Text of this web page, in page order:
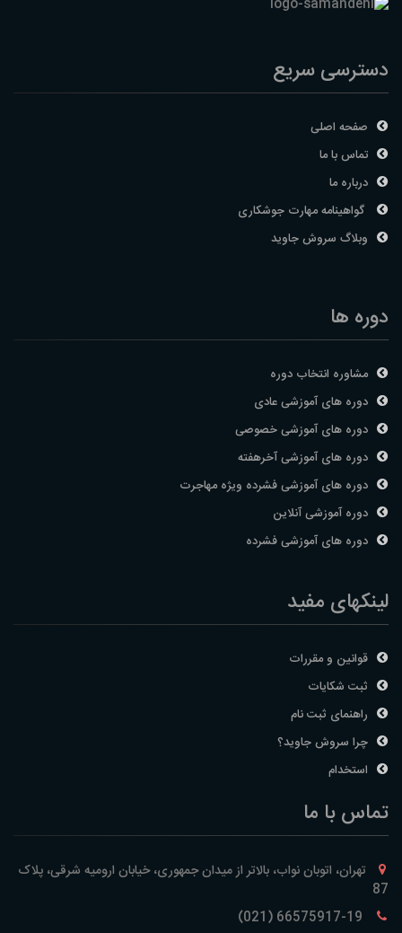
دسترسی سریع
صفحه اصلی
تماس با ما
درباره ما
گواهینامه مهارت جوشکاری
وبلاگ سروش جاوید
دوره ها
مشاوره انتخاب دوره
دوره های آموزشی عادی
دوره های آموزشی خصوصی
دوره های آموزشی آخرهفته
دوره های آموزشی فشرده ویژه مهاجرت
دوره آموزشی آنلاین
دوره های آموزشی فشرده
لینکهای مفید
قوانین و مقررات
ثبت شکایات
راهنمای ثبت نام
چرا سروش جاوید؟
استخدام
تماس با ما
تهران، اتوبان نواب، بالاتر از میدان جمهوری، خیابان ارومیه شرقی، پلاک
87